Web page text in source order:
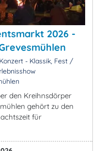
2026 -
- Klassik, Fest /
den Kreihnsdörper
gehört zu den
für